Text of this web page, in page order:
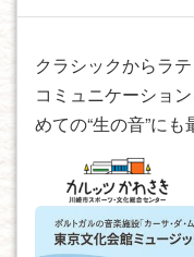
クラシックからラ
コミュニケーショ
めての“生の音”にも